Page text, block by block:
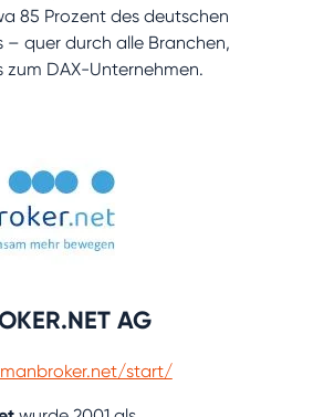
85 Prozent des deutschen
quer durch alle Branchen,
DAX-Unternehmen.
AG
start/